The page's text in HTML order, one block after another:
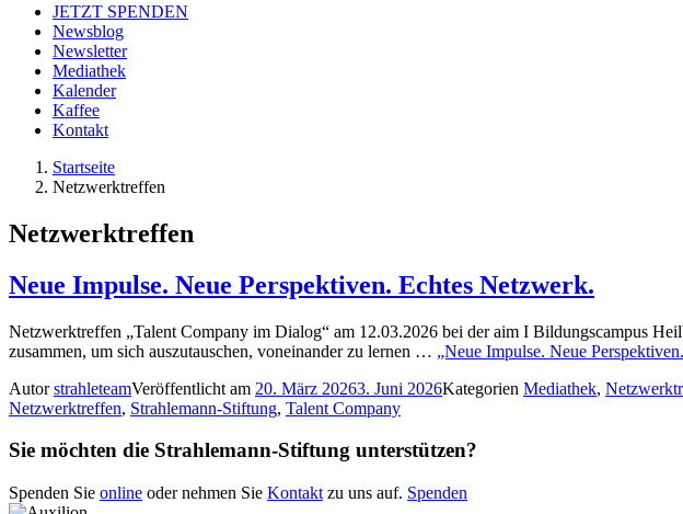
JETZT SPENDEN
Newsblog
Newsletter
Mediathek
Kalender
Kaffee
Kontakt
Startseite
Netzwerktreffen
Netzwerktreffen
Neue Impulse. Neue Perspektiven. Echtes Netzwerk.
Netzwerktreffen „Talent Company im Dialog“ am 12.03.2026 bei der aim I Bildungscampus
zusammen, um sich auszutauschen, voneinander zu lernen … „Neue Impulse. Neue
AutorstrahleteamVeröffentlicht am 20. März 20263. Juni 2026Kategorien Mediathek,
Netzwerktreffen, Strahlemann-Stiftung, Talent Company
Sie möchten die Strahlemann-Stiftung unterstützen?
Spenden Sie online oder nehmen Sie Kontakt zu uns auf. Spenden